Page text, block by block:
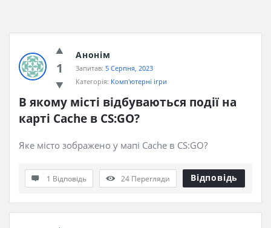
1
Анонім
Запитав: 5 Серпня, 2023
Категорія: Комп'ютерні ігри
В якому місті відбуваються події на
карті Cache в CS:GO?
Яке місто зображено у мапі Cache в CS:GO?
1 Відповідь 24 Перегляди Відповідь